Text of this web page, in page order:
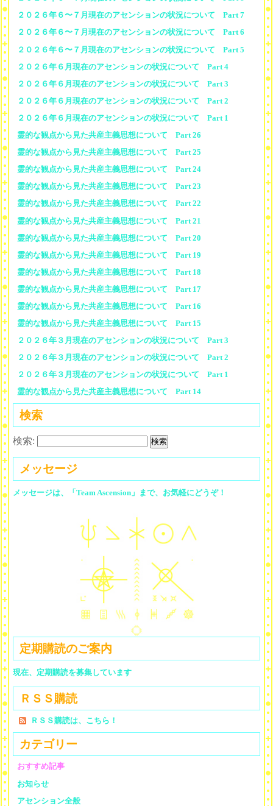
２０２６年６〜７月現在のアセンションの状況について Part 7
２０２６年６〜７月現在のアセンションの状況について Part 6
２０２６年６〜７月現在のアセンションの状況について Part 5
２０２６年６月現在のアセンションの状況について Part 4
２０２６年６月現在のアセンションの状況について Part 3
２０２６年６月現在のアセンションの状況について Part 2
２０２６年６月現在のアセンションの状況について Part 1
霊的な観点から見た共産主義思想について Part 26
霊的な観点から見た共産主義思想について Part 25
霊的な観点から見た共産主義思想について Part 24
霊的な観点から見た共産主義思想について Part 23
霊的な観点から見た共産主義思想について Part 22
霊的な観点から見た共産主義思想について Part 21
霊的な観点から見た共産主義思想について Part 20
霊的な観点から見た共産主義思想について Part 19
霊的な観点から見た共産主義思想について Part 18
霊的な観点から見た共産主義思想について Part 17
霊的な観点から見た共産主義思想について Part 16
霊的な観点から見た共産主義思想について Part 15
２０２６年３月現在のアセンションの状況について Part 3
２０２６年３月現在のアセンションの状況について Part 2
２０２６年３月現在のアセンションの状況について Part 1
霊的な観点から見た共産主義思想について Part 14
検索
検索:
メッセージ
メッセージは、「Team Ascension」まで、お気軽にどうぞ！
定期購読のご案内
現在、定期購読を募集しています
ＲＳＳ購読
ＲＳＳ購読は、こちら！
カテゴリー
おすすめ記事
お知らせ
アセンション全般